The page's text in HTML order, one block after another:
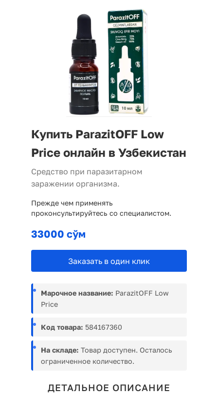
Купить ParazitOFF Low
Price онлайн в Узбекистан
Средство при паразитарном
заражении организма.
Прежде чем применять
проконсультируйтесь со специалистом.
33000 сўм
Заказать в один клик
Марочное название: ParazitOFF Low
Price
Код товара: 584167360
На складе: Товар доступен. Осталось
ограниченное количество.
ДЕТАЛЬНОЕ ОПИСАНИЕ